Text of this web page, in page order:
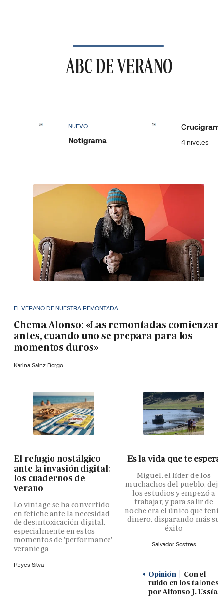
ABC DE VERANO
NUEVO
Notigrama 4 niveles
EL VERANO DE NUESTRA REMONTADA
Chema Alonso: «Las remontadas
antes, cuando uno se prepara para los
momentos duros»
Karina Sainz Borgo
El refugio nostálgico
ante la invasión digital:
los cuadernos de
verano
Lo vintage se ha convertido
en fetiche ante la necesidad
de desintoxicación digital,
especialmente en estos
momentos de 'performance'
veraniega
Reyes Silva
Es la vida que te
Miguel, el líder de los
muchachos del pueblo,
los estudios y empezó a
trabajar, y para salir de
noche era el único que
dinero, disparando más
éxito
Salvador Sostres
Opinión
Con el
ruido en los
por Alfonso J. Ussía